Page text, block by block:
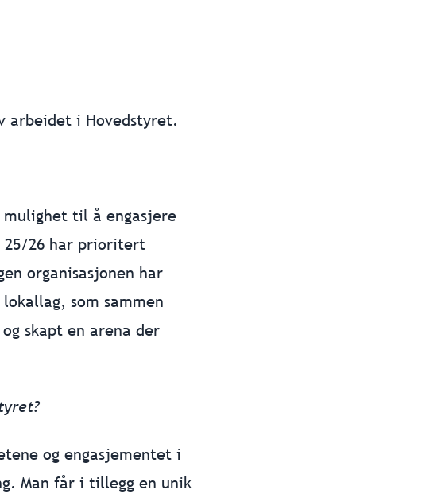
arbeidet i Hovedstyret.
til å engasjere
25/26 har prioritert
organisasjonen har
som sammen
skapt en arena der
og engasjementet i
Man får i tillegg en unik